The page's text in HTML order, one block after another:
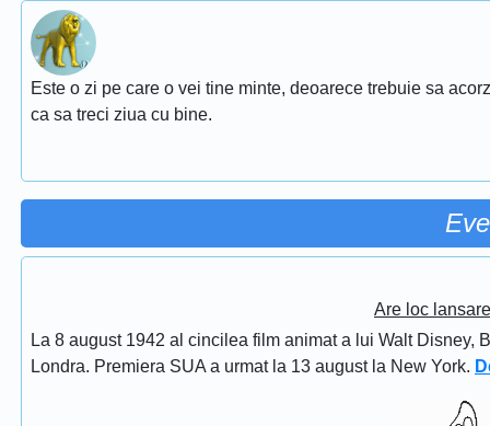
Este o zi pe care o vei tine minte, deoarece trebuie sa
ca sa treci ziua cu bine.
Are loc
La 8 august 1942 al cincilea film animat a lui Walt
Londra. Premiera SUA a urmat la 13 august la New York.